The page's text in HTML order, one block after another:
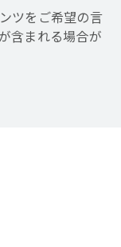
ツをご希望の言
含まれる場合が